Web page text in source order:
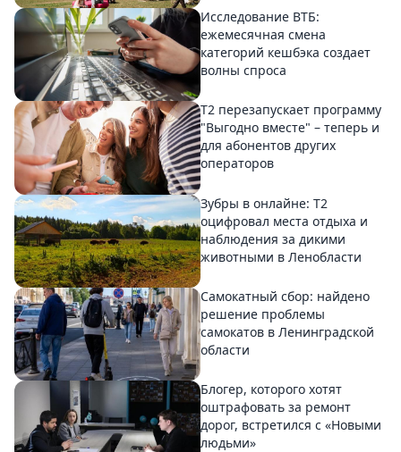
Исследование ВТБ:
ежемесячная смена
категорий кешбэка создает
волны спроса
Т2 перезапускает программу
"Выгодно вместе" – теперь и
для абонентов других
операторов
Зубры в онлайне: Т2
оцифровал места отдыха и
наблюдения за дикими
животными в Ленобласти
Самокатный сбор: найдено
решение проблемы
самокатов в Ленинградской
области
Блогер, которого хотят
оштрафовать за ремонт
дорог, встретился с «Новыми
людьми»